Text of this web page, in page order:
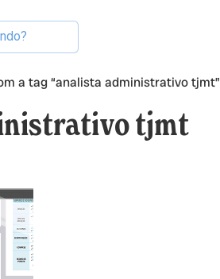
a tag “analista administrativo tjmt”
tjmt